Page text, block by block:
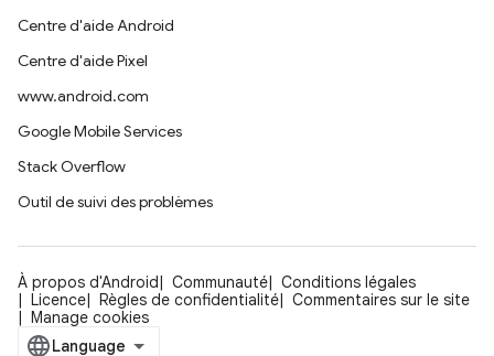
Centre d'aide Android
Centre d'aide Pixel
www.android.com
Google Mobile Services
Stack Overflow
Outil de suivi des problèmes
À propos d'Android Communauté
Conditions légales
Licence
Règles de confidentialité
Commentaires sur le site
Manage cookies